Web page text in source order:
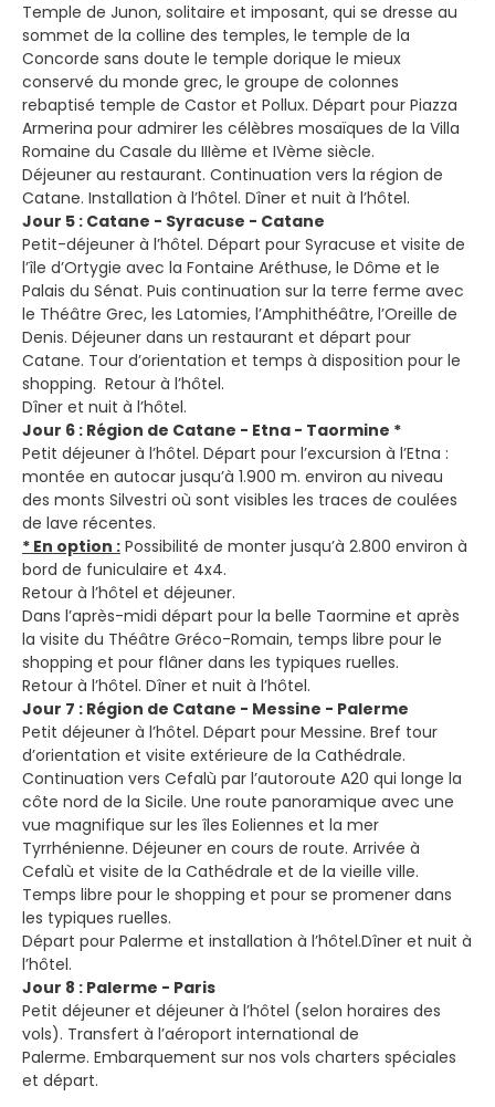
Temple de Junon, solitaire et imposant, qui se dresse au
sommet de la colline des temples, le temple de la
Concorde sans doute le temple dorique le mieux
conservé du monde grec, le groupe de colonnes
rebaptisé temple de Castor et Pollux. Départ pour Piazza
Armerina pour admirer les célèbres mosaïques de la Villa
Romaine du Casale du IIIème et IVème siècle.
Déjeuner au restaurant. Continuation vers la région de
Catane. Installation à l’hôtel. Dîner et nuit à l’hôtel.
Jour 5 : Catane - Syracuse - Catane
Petit-déjeuner à l’hôtel. Départ pour Syracuse et visite de
l’île d’Ortygie avec la Fontaine Aréthuse, le Dôme et le
Palais du Sénat. Puis continuation sur la terre ferme avec
le Théâtre Grec, les Latomies, l’Amphithéâtre, l’Oreille de
Denis. Déjeuner dans un restaurant et départ pour
Catane. Tour d’orientation et temps à disposition pour le
shopping. Retour à l’hôtel.
Dîner et nuit à l’hôtel.
Jour 6 : Région de Catane - Etna - Taormine *
Petit déjeuner à l’hôtel. Départ pour l’excursion à l’Etna :
montée en autocar jusqu’à 1.900 m. environ au niveau
des monts Silvestri où sont visibles les traces de coulées
de lave récentes.
* En option : Possibilité de monter jusqu’à 2.800 environ à
bord de funiculaire et 4x4.
Retour à l’hôtel et déjeuner.
Dans l’après-midi départ pour la belle Taormine et après
la visite du Théâtre Gréco-Romain, temps libre pour le
shopping et pour flâner dans les typiques ruelles.
Retour à l’hôtel. Dîner et nuit à l’hôtel.
Jour 7 : Région de Catane - Messine - Palerme
Petit déjeuner à l’hôtel. Départ pour Messine. Bref tour
d’orientation et visite extérieure de la Cathédrale.
Continuation vers Cefalù par l’autoroute A20 qui longe la
côte nord de la Sicile. Une route panoramique avec une
vue magnifique sur les îles Eoliennes et la mer
Tyrrhénienne. Déjeuner en cours de route. Arrivée à
Cefalù et visite de la Cathédrale et de la vieille ville.
Temps libre pour le shopping et pour se promener dans
les typiques ruelles.
Départ pour Palerme et installation à l’hôtel.Dîner et nuit à
l’hôtel.
Jour 8 : Palerme - Paris
Petit déjeuner et déjeuner à l’hôtel (selon horaires des
vols). Transfert à l’aéroport international de
Palerme. Embarquement sur nos vols charters spéciales
et départ.